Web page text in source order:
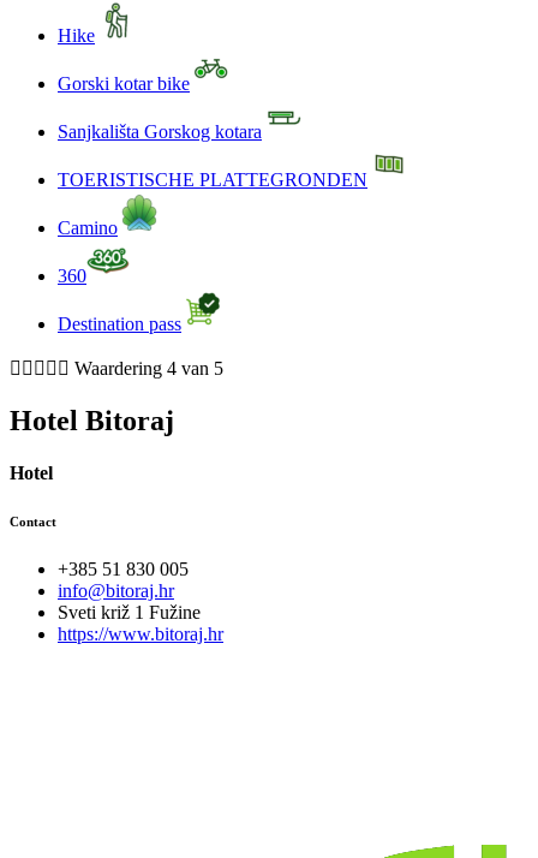
Hike
Gorski kotar bike
Sanjkališta Gorskog kotara
TOERISTISCHE PLATTEGRONDEN
Camino
360
Destination pass
     Waardering 4 van 5
Hotel Bitoraj
Hotel
Contact
+385 51 830 005
info@bitoraj.hr
Sveti križ 1 Fužine
https://www.bitoraj.hr